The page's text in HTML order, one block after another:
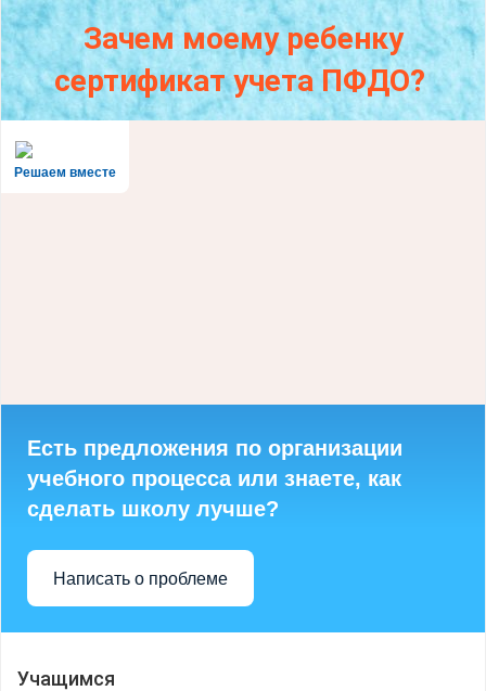
Зачем моему ребенку
сертификат учета ПФДО?
Решаем вместе
Есть предложения по организации
учебного процесса или знаете, как
сделать школу лучше?
Написать о проблеме
Учащимся